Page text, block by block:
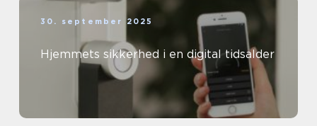
30. september 2025
Hjemmets sikkerhed i en digital tidsalder